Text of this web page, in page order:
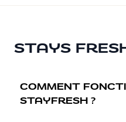
STAYS
COMMENT
STAYFRESH ?